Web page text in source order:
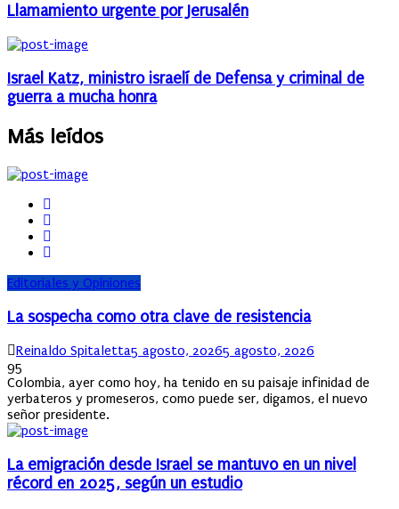
Llamamiento urgente por Jerusalén
Israel Katz, ministro israelí de Defensa y criminal de
guerra a mucha honra
Más leídos
Editoriales y Opiniones
La sospecha como otra clave de resistencia
Author
Reinaldo SpitalettaPosted
5 agosto, 20265 agosto, 2026
95
Colombia, ayer como hoy, ha tenido en su paisaje infinidad de
yerbateros y promeseros, como puede ser, digamos, el nuevo
señor presidente.
La emigración desde Israel se mantuvo en un nivel
récord en 2025, según un estudio